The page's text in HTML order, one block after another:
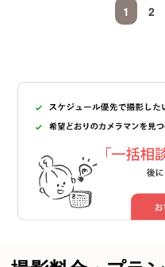
1 2